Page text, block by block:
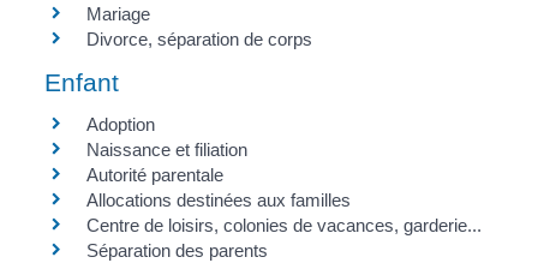
Mariage
Divorce, séparation de corps
Enfant
Adoption
Naissance et filiation
Autorité parentale
Allocations destinées aux familles
Centre de loisirs, colonies de vacances, garderie...
Séparation des parents